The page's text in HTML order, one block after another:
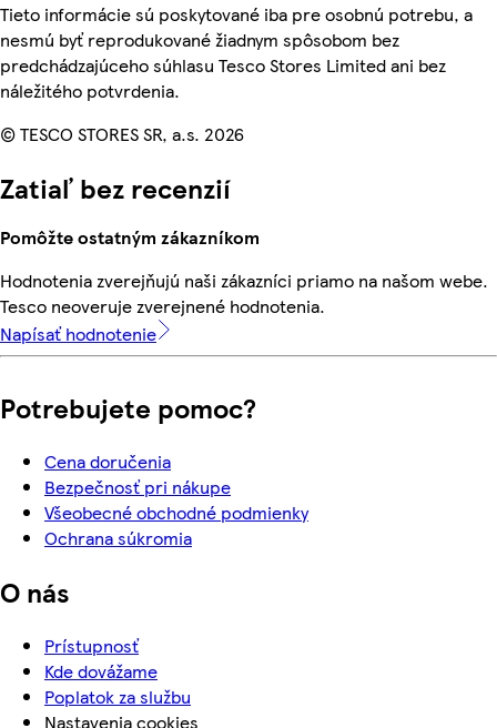
Tieto informácie sú poskytované iba pre osobnú potrebu, a
nesmú byť reprodukované žiadnym spôsobom bez
predchádzajúceho súhlasu Tesco Stores Limited ani bez
náležitého potvrdenia.
© TESCO STORES SR, a.s. 2026
Zatiaľ bez recenzií
Pomôžte ostatným zákazníkom
Hodnotenia zverejňujú naši zákazníci priamo na našom webe.
Tesco neoveruje zverejnené hodnotenia.
Napísať hodnotenie
Potrebujete pomoc?
Cena doručenia
Bezpečnosť pri nákupe
Všeobecné obchodné podmienky
Ochrana súkromia
O nás
Prístupnosť
Kde dovážame
Poplatok za službu
Nastavenia cookies